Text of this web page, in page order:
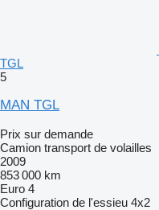
TGL
5
MAN TGL
Prix sur demande
Camion transport de volailles
2009
853 000 km
Euro 4
Configuration de l'essieu 4x2